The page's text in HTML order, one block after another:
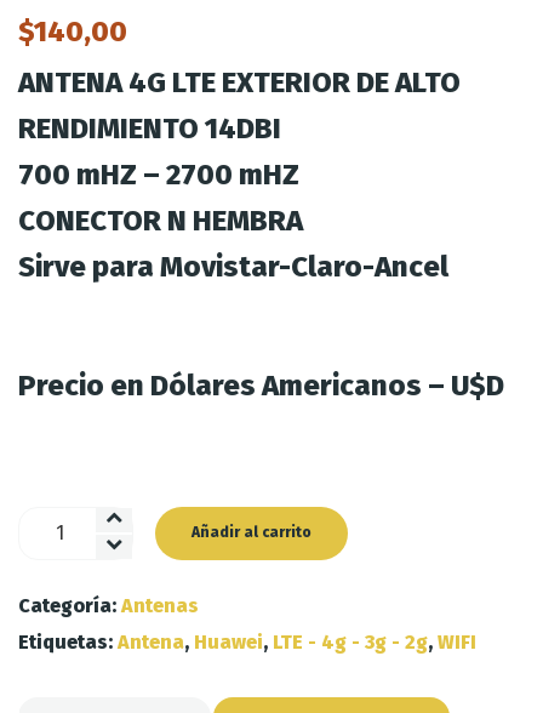
$140,00
ANTENA 4G LTE EXTERIOR DE ALTO
RENDIMIENTO 14DBI
700 mHZ – 2700 mHZ
CONECTOR N HEMBRA
Sirve para Movistar-Claro-Ancel
Precio en Dólares Americanos – U$D
Antena
Omnidireccional
-
Lte
Añadir al carrito
Categoría: Antenas
Etiquetas: Antena, Huawei, LTE - 4g - 3g - 2g, WIFI